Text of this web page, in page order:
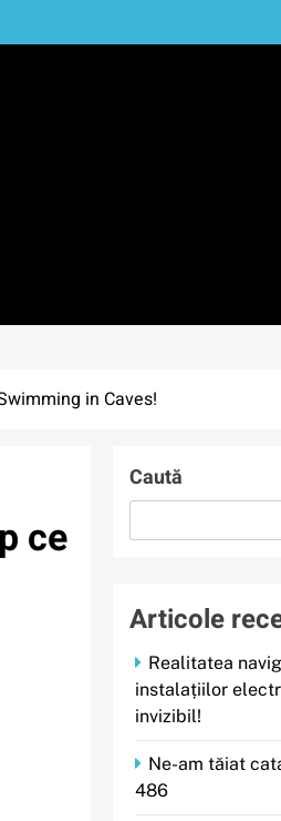
in Caves!
ce
Caută
Articole
Realitatea
instalațiilor
invizibil!
Ne-am tăiat
486